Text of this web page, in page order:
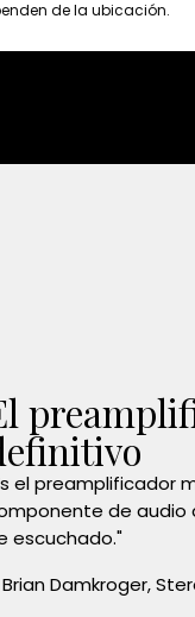
de la ubicación.
el preamplificador
de audio
escuchado."
Damkroger,